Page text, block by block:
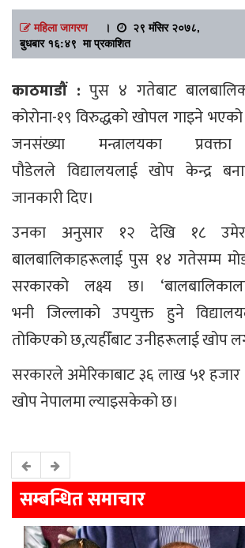
महिला जागरण।
२९ मंसिर २०७८,
बुधबार १६:४९ मा प्रकाशित
काठमाडौं : पुस ४ गतेबाट
कोरोना-१९ विरुद्धको खोपल गाइने
जनसंख्या मन्त्रालयका प्रवक्ता
पौडेलले विद्यालयलाई खोप केन्द्र
जानकारी दिए।
उनका अनुसार १२ देखि १८
बालबालिकाहरूलाई पुस १४ गतेसम्म
सरकारको लक्ष्य छ।
भनी जिल्लाको उपयुक्त हुने
तोकिएको छ,त्यहीँबाट उनीहरूलाई खोप
सरकारले अमेरिकाबाट ३६ लाख ५१ हजार
खोप नेपालमा ल्याइसकेको छ।
सम्बन्धित समाचार